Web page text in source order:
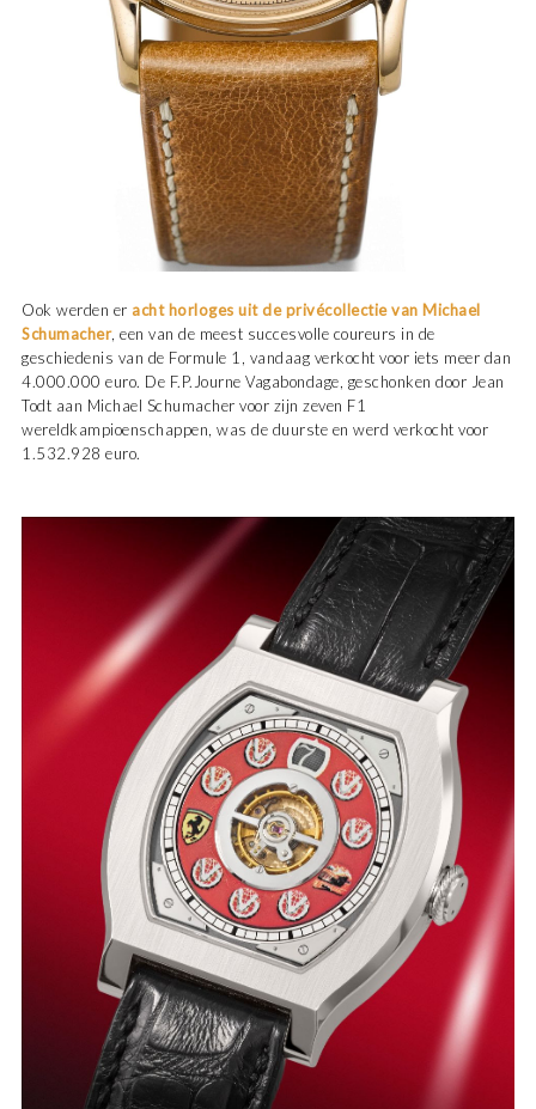
Ook werden er acht horloges uit de privécollectie van Michael
Schumacher, een van de meest succesvolle coureurs in de
geschiedenis van de Formule 1, vandaag verkocht voor iets meer dan
4.000.000 euro. De F.P.Journe Vagabondage, geschonken door Jean
Todt aan Michael Schumacher voor zijn zeven F1
wereldkampioenschappen, was de duurste en werd verkocht voor
1.532.928 euro.